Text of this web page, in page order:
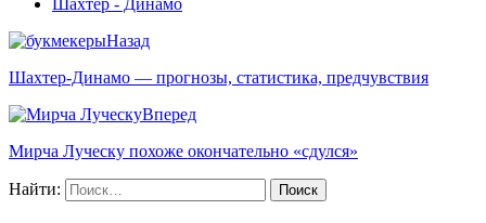
Шахтер - Динамо
Назад
Шахтер-Динамо — прогнозы, статистика, предчувствия
Вперед
Мирча Луческу похоже окончательно «сдулся»
Найти: